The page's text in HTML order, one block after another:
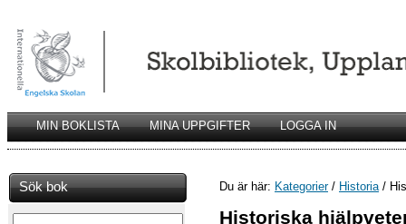
MIN BOKLISTA MINA UPPGIFTER LOGGA IN
Sök bok Du är här: Kategorier/ Historia/
Historiska